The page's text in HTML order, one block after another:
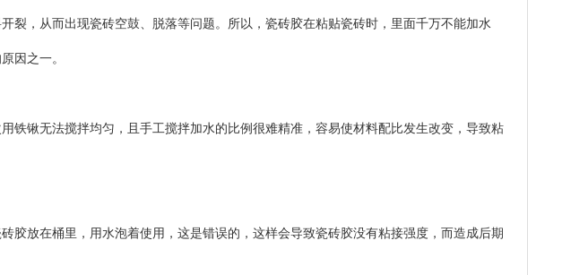
裂，从而出现瓷砖空鼓、脱落等问题。所以，瓷砖胶在粘贴瓷砖时，里面千万不能加水
因之一。
铁锹无法搅拌均匀，且手工搅拌加水的比例很难精准，容易使材料配比发生改变，导致粘
胶放在桶里，用水泡着使用，这是错误的，这样会导致瓷砖胶没有粘接强度，而造成后期